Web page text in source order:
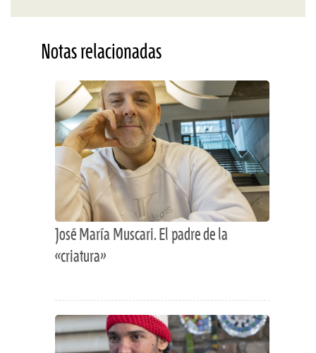
Notas relacionadas
José María Muscari. El padre de la
«criatura»